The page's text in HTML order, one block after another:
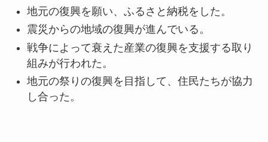
地元の復興を願い、ふるさと納税をした。
震災からの地域の復興が進んでいる。
戦争によって衰えた産業の復興を支援する取り
組みが行われた。
地元の祭りの復興を目指して、住民たちが協力
し合った。